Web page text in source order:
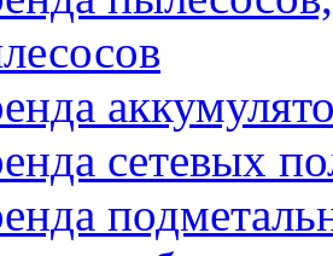
сетевых